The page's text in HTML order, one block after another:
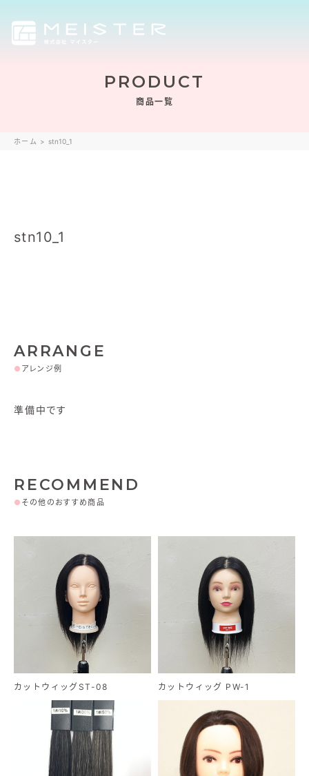
PRODUCT
商品一覧
ホーム > stn10_1
stn10_1
ARRANGE
● アレンジ例
準備中です
RECOMMEND
● その他のおすすめ商品
カットウィッグST-08 カットウィッグ PW-1